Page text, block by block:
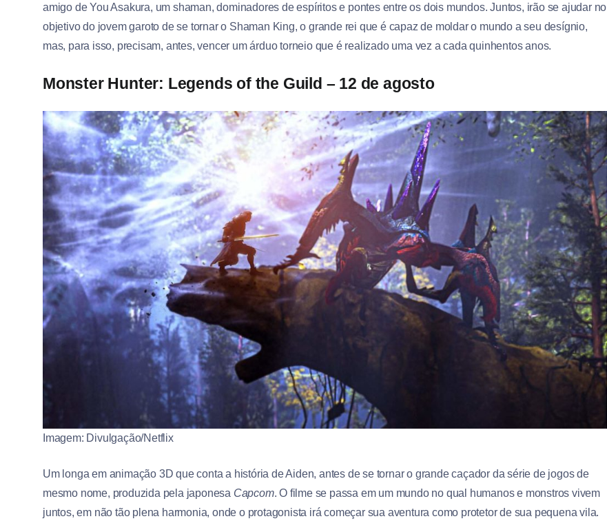
amigo de You Asakura, um shaman, dominadores de espíritos e pontes entre os dois mundos. Juntos, irão se ajudar no
objetivo do jovem garoto de se tornar o Shaman King, o grande rei que é capaz de moldar o mundo a seu desígnio,
mas, para isso, precisam, antes, vencer um árduo torneio que é realizado uma vez a cada quinhentos anos.
Monster Hunter: Legends of the Guild – 12 de agosto
Imagem: Divulgação/Netflix
Um longa em animação 3D que conta a história de Aiden, antes de se tornar o grande caçador da série de jogos de
mesmo nome, produzida pela japonesa Capcom. O filme se passa em um mundo no qual humanos e monstros vivem
juntos, em não tão plena harmonia, onde o protagonista irá começar sua aventura como protetor de sua pequena vila.